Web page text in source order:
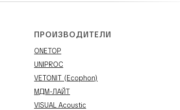
ПРОИЗВОДИТЕЛИ
ONETOP
UNIPROC
VETONIT (Ecophon)
МДМ-ЛАЙТ
VISUAL Acoustic